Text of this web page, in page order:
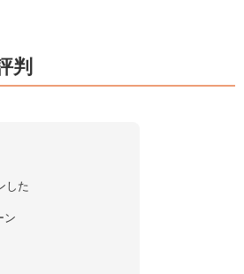
判
した
ン